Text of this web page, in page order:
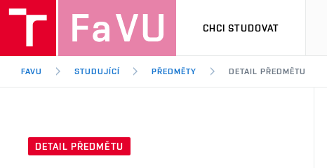
CHCI STUDOVAT
FAVU STUDUJÍCÍ PŘEDMĚTY DETAIL PŘEDMĚTU
DETAIL PŘEDMĚTU